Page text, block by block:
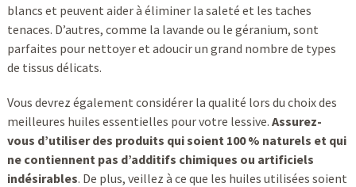
blancs et peuvent aider à éliminer la saleté et les taches
tenaces. D’autres, comme la lavande ou le géranium, sont
parfaites pour nettoyer et adoucir un grand nombre de types
de tissus délicats.
Vous devrez également considérer la qualité lors du choix des
meilleures huiles essentielles pour votre lessive. Assurez-
vous d’utiliser des produits qui soient 100 % naturels et qui
ne contiennent pas d’additifs chimiques ou artificiels
indésirables. De plus, veillez à ce que les huiles utilisées soient